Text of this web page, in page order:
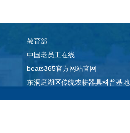
教育部
中国老员工在线
beats365官方网站官网
东洞庭湖区传统农耕器具科普基地